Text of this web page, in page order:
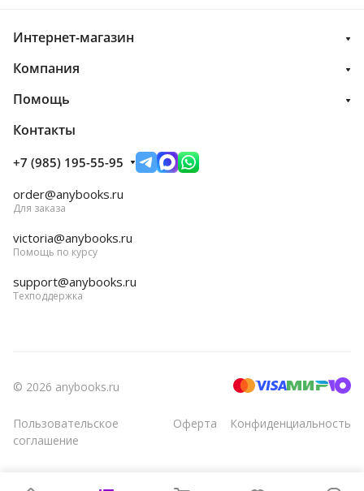
Интернет-магазин
Компания
Помощь
Контакты
+7 (985) 195-55-95
order@anybooks.ru
Для заказа
victoria@anybooks.ru
Помощь по курсу
support@anybooks.ru
Техподдержка
© 2026 anybooks.ru
Пользовательское
соглашение
Оферта Конфиденциальность